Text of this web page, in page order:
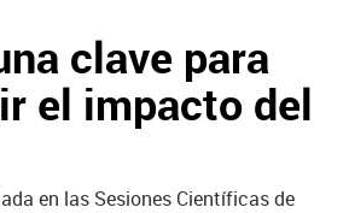
clave para
el impacto del
en las Sesiones Científicas de